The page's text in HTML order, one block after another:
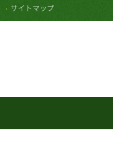
サイトマップ